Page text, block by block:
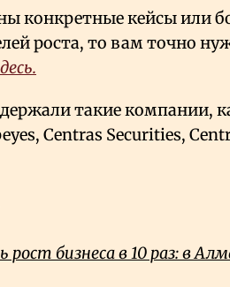
конкретные кейсы или
роста, то вам точно
такие компании,
Centras Securities,
рост бизнеса в 10 раз: в